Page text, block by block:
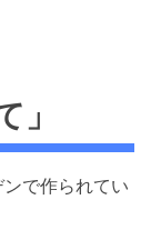
」
で作られてい